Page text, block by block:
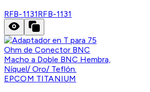
RFB-1131RFB-1131
EPCOM TITANIUM